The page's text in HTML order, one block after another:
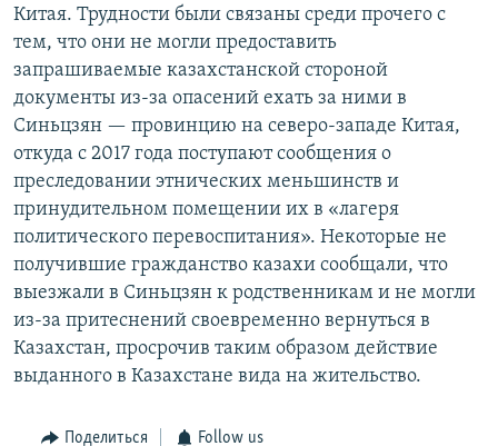
Китая. Трудности были связаны среди прочего с
тем, что они не могли предоставить
запрашиваемые казахстанской стороной
документы из-за опасений ехать за ними в
Синьцзян — провинцию на северо-западе Китая,
откуда с 2017 года поступают сообщения о
преследовании этнических меньшинств и
принудительном помещении их в «лагеря
политического перевоспитания». Некоторые не
получившие гражданство казахи сообщали, что
выезжали в Синьцзян к родственникам и не могли
из-за притеснений своевременно вернуться в
Казахстан, просрочив таким образом действие
выданного в Казахстане вида на жительство.
Поделиться Follow us